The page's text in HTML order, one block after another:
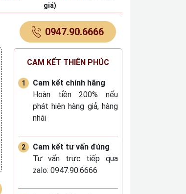
giá)
0947.90.6666
CAM KẾT THIÊN PHÚC
Cam kết chính hãng
Hoàn tiền 200% nếu
phát hiện hàng giả, hàng
nhái
Cam kết tư vấn đúng
Tư vấn trực tiếp qua
zalo: 0947.90.6666